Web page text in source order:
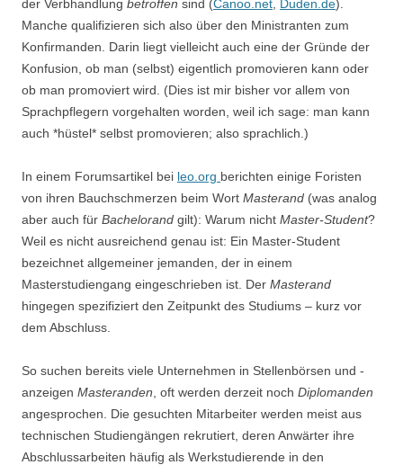
der Verbhandlung betroffen sind (Canoo.net Duden.de).
Manche qualifizieren sich also über den Ministranten zum
Konfirmanden. Darin liegt vielleicht auch eine der Gründe der
Konfusion, ob man (selbst) eigentlich promovieren kann oder
ob man promoviert wird. (Dies ist mir bisher vor allem von
Sprachpflegern vorgehalten worden, weil ich sage: man kann
auch *hüstel* selbst promovieren; also sprachlich.)
In einem Forumsartikel bei leo.org berichten einige Foristen
von ihren Bauchschmerzen beim Wort Masterand (was analog
aber auch für Bachelorand gilt): Warum nicht Master-Student?
Weil es nicht ausreichend genau ist: Ein Master-Student
bezeichnet allgemeiner jemanden, der in einem
Masterstudiengang eingeschrieben ist. Der Masterand
hingegen spezifiziert den Zeitpunkt des Studiums – kurz vor
dem Abschluss.
So suchen bereits viele Unternehmen in Stellenbörsen und -
anzeigen Masteranden , oft werden derzeit noch Diplomanden
angesprochen. Die gesuchten Mitarbeiter werden meist aus
technischen Studiengängen rekrutiert, deren Anwärter ihre
Abschlussarbeiten häufig als Werkstudierende in den